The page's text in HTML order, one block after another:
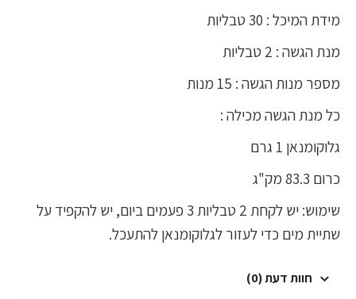
מידת המיכל : 30 טבליות
מנת הגשה : 2 טבליות
מספר מנות הגשה : 15 מנות
כל מנת הגשה מכילה :
גלוקומנאן 1 גרם
כרום 83.3 מק"ג
שימוש: יש לקחת 2 טבליות 3 פעמים ביום, יש להקפיד על
שתיית מים כדי לעזור לגלוקומנאן להתעכל.
חוות דעת (0)